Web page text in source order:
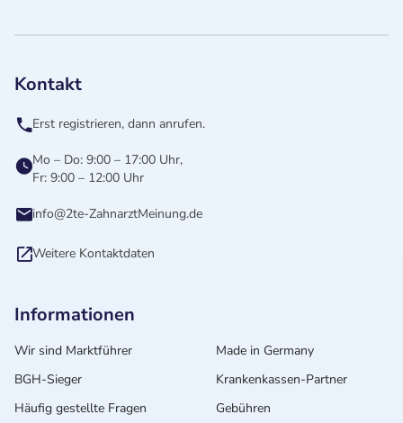
Kontakt
Erst registrieren, dann anrufen.
Mo – Do: 9:00 – 17:00 Uhr,
Fr: 9:00 – 12:00 Uhr
info@2te-ZahnarztMeinung.de
Weitere Kontaktdaten
Informationen
Wir sind Marktführer
Made in Germany
BGH-Sieger
Krankenkassen-Partner
Häufig gestellte Fragen
Gebühren